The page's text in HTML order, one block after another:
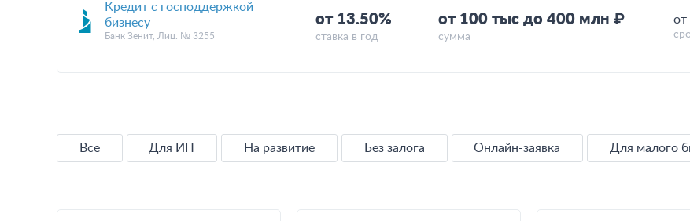
Кредит с господдержкой
бизнесу
Банк Зенит, Лиц. № 3255
от 13.50%
ставка в год
от 100 тыс до 400 млн ₽
сумма
от
Все Для ИП На развитие Без залога Онлайн-заявка Для малого